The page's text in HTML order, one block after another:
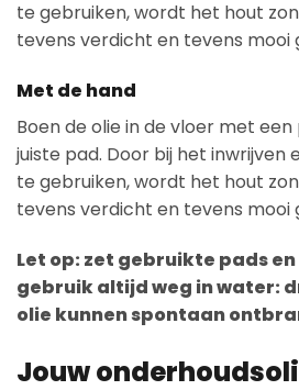
te gebruiken, wordt het hout
tevens verdicht en tevens mooi
Met de hand
Boen de olie in de vloer met
juiste pad. Door bij het inwrijven
te gebruiken, wordt het hout
tevens verdicht en tevens mooi
Let op: zet gebruikte pads
gebruik altijd weg in water:
olie kunnen spontaan
Jouw